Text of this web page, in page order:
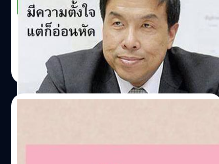
อ่อนหัด มีความตั้งใจแต่ก็ยังอ่อนหัด แหม่... ถ้าพูดถึง
ประโยคนี้ขึ้นมา คงไม่มีใครที่จะไม่เคยได้ยินนะครับ เพราะว่า
ช่วงที่ผ่านมาไม่นานนี้มันช่างมาแรงแซงทางโค้งเสียจริง ๆ คิด
ว่ามีหลายคนสงสัยแน่ ๆ ครับว่ามีที่มาจากไหน อะไรยังไง
ทำไมต้องเป็น “อ่อนหัด มีความตั้งใจ แต่ก็ยังอ่อนหัด” ????
tutor_tom| 4553 days ago
Read More
วันพุธแบบนี้ คิดว่าคงมีคนรอคอยจะได้อ่านบทความจาก “ครู